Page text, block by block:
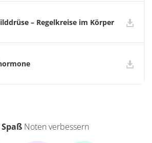
– Regelkreise im Körper
Noten verbessern